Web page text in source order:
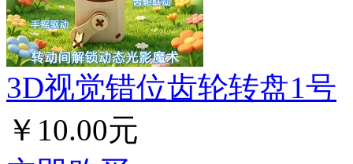
3D视觉错位齿轮转盘1号
￥10.00元